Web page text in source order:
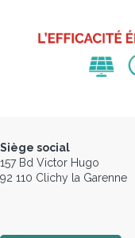
Siège social
157 Bd Victor Hugo
92 110 Clichy la Garenne